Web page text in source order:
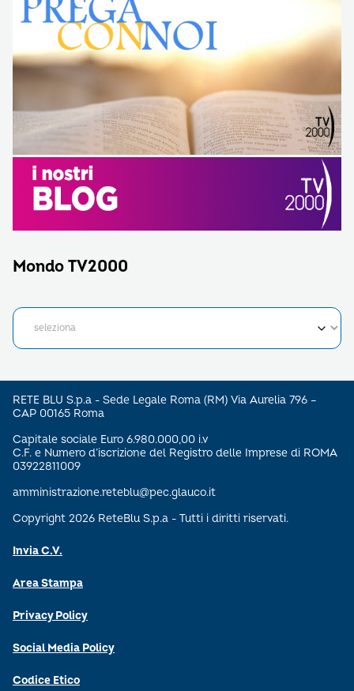
Mondo TV2000
RETE BLU S.p.a - Sede Legale Roma (RM) Via Aurelia 796 –
CAP 00165 Roma
Capitale sociale Euro 6.980.000,00 i.v
C.F. e Numero d’iscrizione del Registro delle Imprese di ROMA
03922811009
amministrazione.reteblu@pec.glauco.it
Copyright 2026 ReteBlu S.p.a - Tutti i diritti riservati.
Invia C.V.
Area Stampa
Privacy Policy
Social Media Policy
Codice Etico